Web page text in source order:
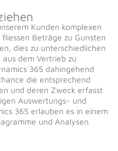
Kunden komplexen
Beträge zu Gunsten
dies zu unterschiedlichen
dem Vertrieb zu
365 dahingehend
die entsprechend
und deren Zweck erfasst
Auswertungs- und
365 erlauben es in einem
und Analysen